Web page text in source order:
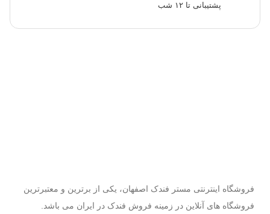
پشتیبانی تا ۱۲ شب
فروشگاه اینترنتی مستر فندک اصفهان، یکی از برترین و معتبرترین
فروشگاه های آنلاین در زمینه فروش فندک در ایران می باشد.